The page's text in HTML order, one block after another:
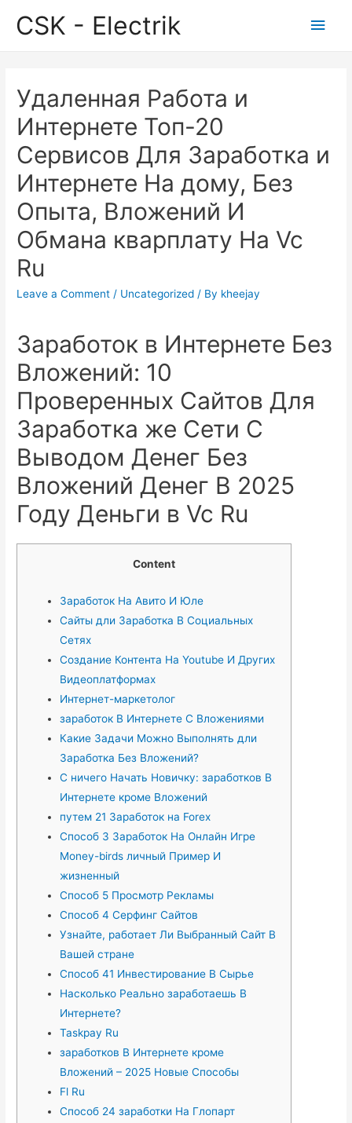
CSK - Electrik
Main
Удаленная Работа и
Интернете Топ-20
Сервисов Для Заработка и
Интернете На дому, Без
Опыта, Вложений И
Обмана кварплату На Vc
Ru
Leave a Comment / Uncategorized / By kheejay
Заработок в Интернете Без
Вложений: 10
Проверенных Сайтов Для
Заработка же Сети С
Выводом Денег Без
Вложений Денег В 2025
Году Деньги в Vc Ru
Content
Заработок На Авито И Юле
Сайты дли Заработка В Социальных
Сетях
Создание Контента На Youtube И Других
Видеоплатформах
Интернет-маркетолог
заработок В Интернете С Вложениями
Какие Задачи Можно Выполнять дли
Заработка Без Вложений?
С ничего Начать Новичку: заработков В
Интернете кроме Вложений
путем 21 Заработок на Forex
Способ 3 Заработок На Онлайн Игре
Money-birds личный Пример И
жизненный
Способ 5 Просмотр Рекламы
Способ 4 Серфинг Сайтов
Узнайте, работает Ли Выбранный Сайт В
Вашей стране
Способ 41 Инвестирование В Сырье
Насколько Реально заработаешь В
Интернете?
Taskpay Ru
заработков В Интернете кроме
Вложений – 2025 Новые Способы
Fl Ru
Способ 24 заработки На Глопарт